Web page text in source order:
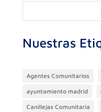
k
Nuestras
Agentes Comunitarios
ayuntamiento madrid
Canillejas Comunitaria